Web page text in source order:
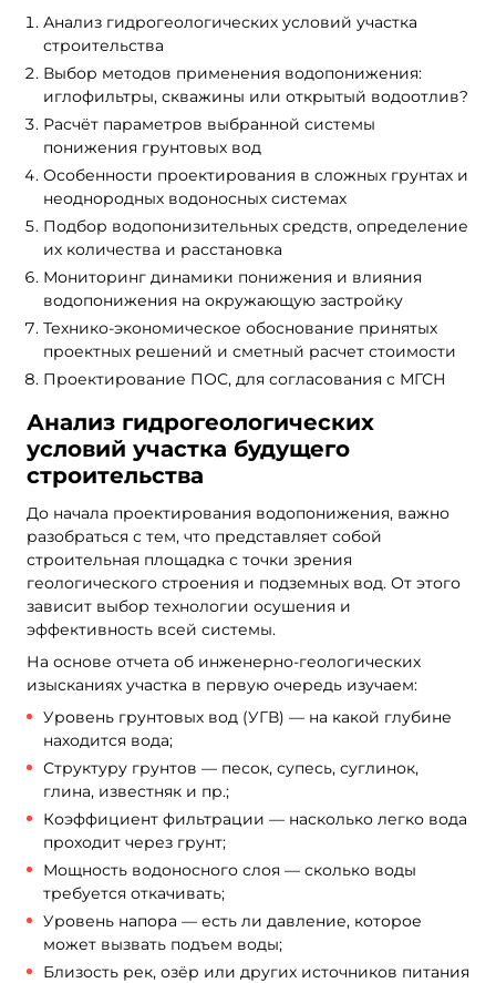
Анализ гидрогеологических условий участка
строительства
Выбор методов применения водопонижения:
иглофильтры, скважины или открытый водоотлив?
Расчёт параметров выбранной системы
понижения грунтовых вод
Особенности проектирования в сложных грунтах и
неоднородных водоносных системах
Подбор водопонизительных средств, определение
их количества и расстановка
Мониторинг динамики понижения и влияния
водопонижения на окружающую застройку
Технико-экономическое обоснование принятых
проектных решений и сметный расчет стоимости
Проектирование ПОС, для согласования с МГСН
Анализ гидрогеологических
условий участка будущего
строительства
До начала проектирования водопонижения, важно
разобраться с тем, что представляет собой
строительная площадка с точки зрения
геологического строения и подземных вод. От этого
зависит выбор технологии осушения и
эффективность всей системы.
На основе отчета об инженерно-геологических
изысканиях участка в первую очередь изучаем:
Уровень грунтовых вод (УГВ) — на какой глубине
находится вода;
Структуру грунтов — песок, супесь, суглинок,
глина, известняк и пр.;
Коэффициент фильтрации — насколько легко вода
проходит через грунт;
Мощность водоносного слоя — сколько воды
требуется откачивать;
Уровень напора — есть ли давление, которое
может вызвать подъем воды;
Близость рек, озёр или других источников питания